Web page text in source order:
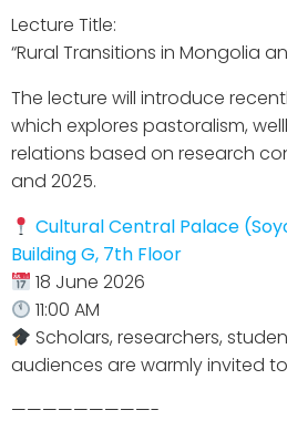
Lecture Title:
“Rural Transitions in Mongolia
The lecture will introduce
which explores pastoralism,
relations based on research
and 2025.
Cultural Central Palace
Building G, 7th Floor
18 June 2026
11:00 AM
Scholars, researchers,
audiences are warmly invited
—————————-